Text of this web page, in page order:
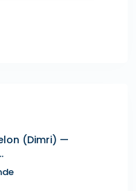
(Dimri) —